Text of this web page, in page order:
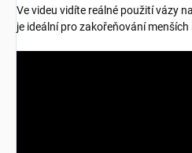
Ve videu vidíte reálné použití vázy
je ideální pro zakořeňování